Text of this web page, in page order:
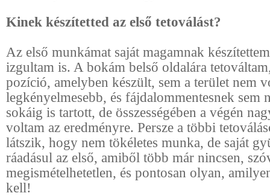
Kinek készítetted az első tetoválást?
Az első munkámat saját magamnak
izgultam is. A bokám belső oldalára
pozíció, amelyben készült, sem a terület nem
legkényelmesebb, és fájdalommentesnek sem
sokáig is tartott, de összességében a végén
voltam az eredményre. Persze a többi
látszik, hogy nem tökéletes munka, de saját
ráadásul az első, amiből több már nincsen,
megismételhetetlen, és pontosan olyan,
kell!